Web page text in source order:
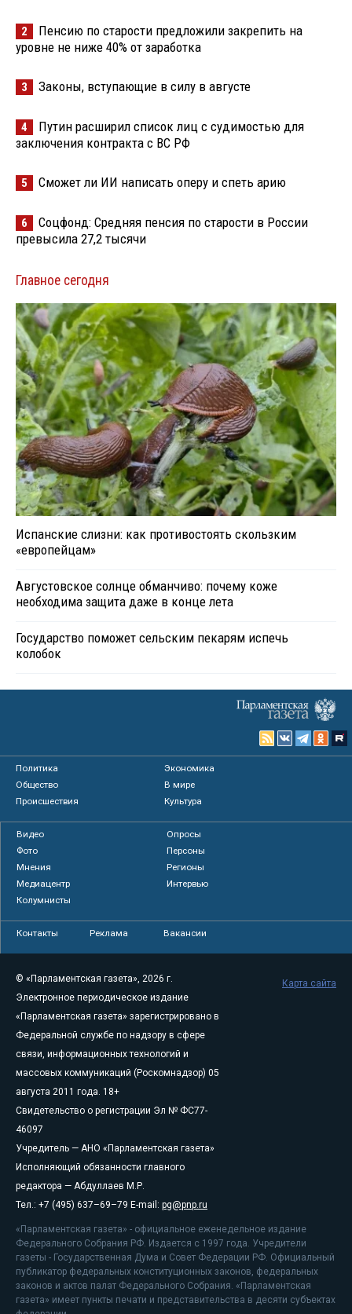
2
Пенсию по старости предложили закрепить на
уровне не ниже 40% от заработка
3 Законы, вступающие в силу в августе
4
Путин расширил список лиц с судимостью для
заключения контракта с ВС РФ
5 Сможет ли ИИ написать оперу и спеть арию
6
Соцфонд: Средняя пенсия по старости в России
превысила 27,2 тысячи
Главное сегодня
Испанские слизни: как противостоять скользким
«европейцам»
Августовское солнце обманчиво: почему коже
необходима защита даже в конце лета
Государство поможет сельским пекарям испечь
колобок
Политика
Экономика
Общество
В мире
Происшествия
Культура
Видео
Опросы
Фото
Персоны
Мнения
Регионы
Медиацентр
Интервью
Колумнисты
Контакты Реклама Вакансии
© «Парламентская газета», 2026 г.
Электронное периодическое издание
«Парламентская газета» зарегистрировано в
Федеральной службе по надзору в сфере
связи, информационных технологий и
массовых коммуникаций (Роскомнадзор) 05
августа 2011 года. 18+
Свидетельство о регистрации Эл № ФС77-
46097
Учредитель — АНО «Парламентская газета»
Исполняющий обязанности главного
редактора — Абдуллаев М.Р.
Тел.: +7 (495) 637–69–79 E-mail: pg@pnp.ru
«Парламентская газета» - официальное еженедельное издание
Федерального Собрания РФ. Издается с 1997 года. Учредители
газеты - Государственная Дума и Совет Федерации РФ. Официальный
публикатор федеральных конституционных законов, федеральных
законов и актов палат Федерального Собрания. «Парламентская
газета» имеет пункты печати и представительства в десяти субъектах
Карта сайта